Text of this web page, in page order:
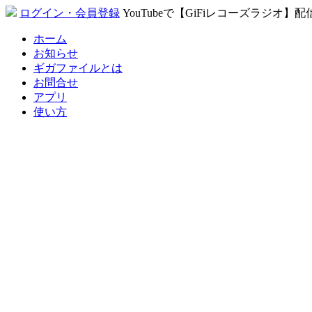
ログイン・会員登録 YouTubeで【GiFiレコーズラジオ】配
ホーム
お知らせ
ギガファイルとは
お問合せ
アプリ
使い方